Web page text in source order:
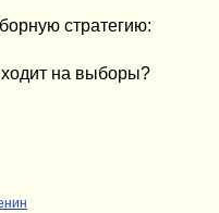
стратегию:
ходит на выборы?